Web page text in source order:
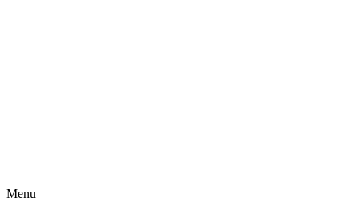
Menu